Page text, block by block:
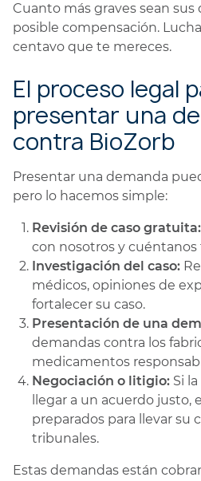
Cuanto más graves sean sus
posible compensación.
centavo que te mereces.
El proceso legal
presentar una
contra BioZorb
Presentar una demanda
pero lo hacemos simple:
Revisión de caso gratuita:
con nosotros y cuéntanos
Investigación del caso:
médicos, opiniones de
fortalecer su caso.
Presentación de una
demandas contra los
medicamentos
Negociación o litigio: Si
llegar a un acuerdo
preparados para llevar su
tribunales.
Estas demandas están